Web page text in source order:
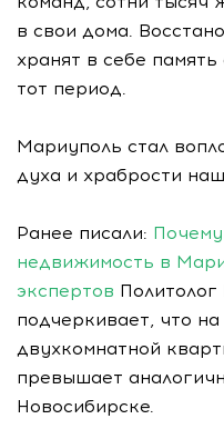
в свои дома.
хранят в себе
тот период.
Мариуполь стал
духа и храбрости
Ранее писали:
недвижимость в
экспертов
подчеркивает, что
двухкомнатной
превышает
Новосибирске.